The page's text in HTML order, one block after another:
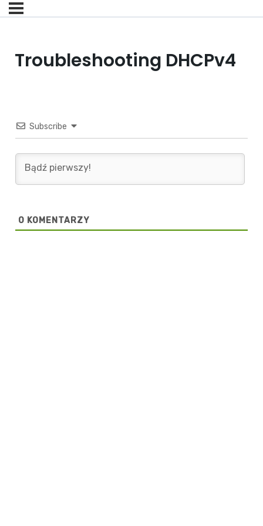
Troubleshooting DHCPv4
Subscribe
0 KOMENTARZY